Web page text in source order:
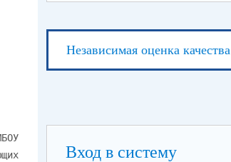
Независимая оценка качества
Вход в систему